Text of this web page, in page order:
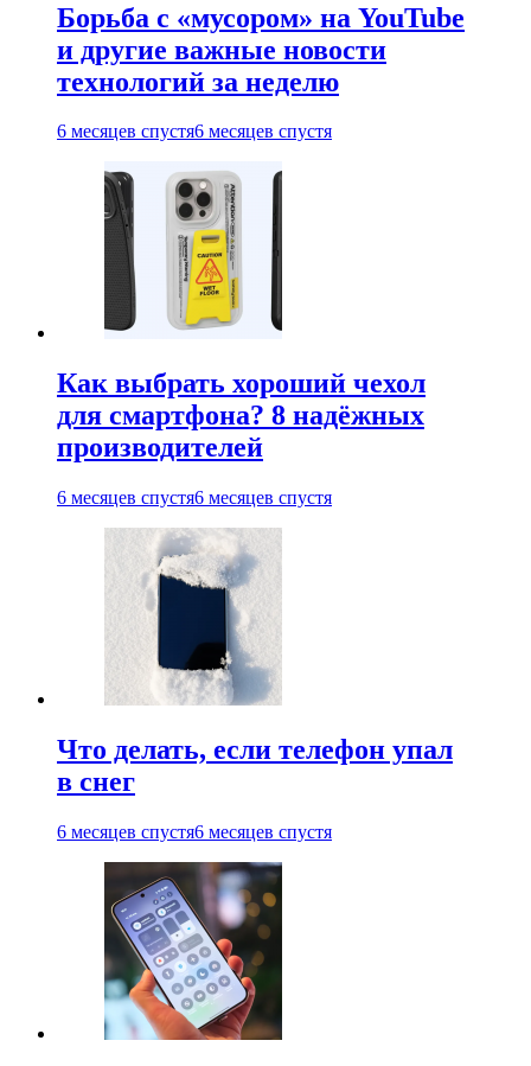
Борьба с «мусором» на YouTube
и другие важные новости
технологий за неделю
6 месяцев спустя6 месяцев спустя
Как выбрать хороший чехол
для смартфона? 8 надёжных
производителей
6 месяцев спустя6 месяцев спустя
Что делать, если телефон упал
в снег
6 месяцев спустя6 месяцев спустя